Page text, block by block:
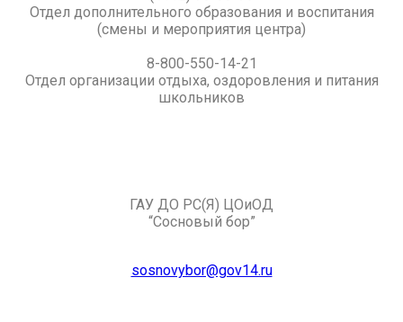
Отдел дополнительного образования и воспитания
(смены и мероприятия центра)
8-800-550-14-21
Отдел организации отдыха, оздоровления и питания
школьников
ГАУ ДО РС(Я) ЦОиОД
“Сосновый бор”
sosnovybor@gov14.ru